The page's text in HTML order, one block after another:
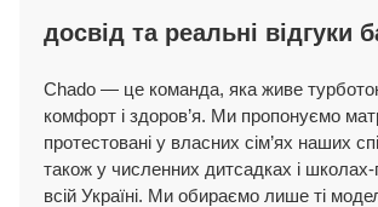
досвід та реальні відгуки
Chado — це команда, яка живе
комфорт і здоров’я. Ми пропонуємо
протестовані у власних сім’ях наших
також у численних дитсадках і
всій Україні. Ми обираємо лише ті